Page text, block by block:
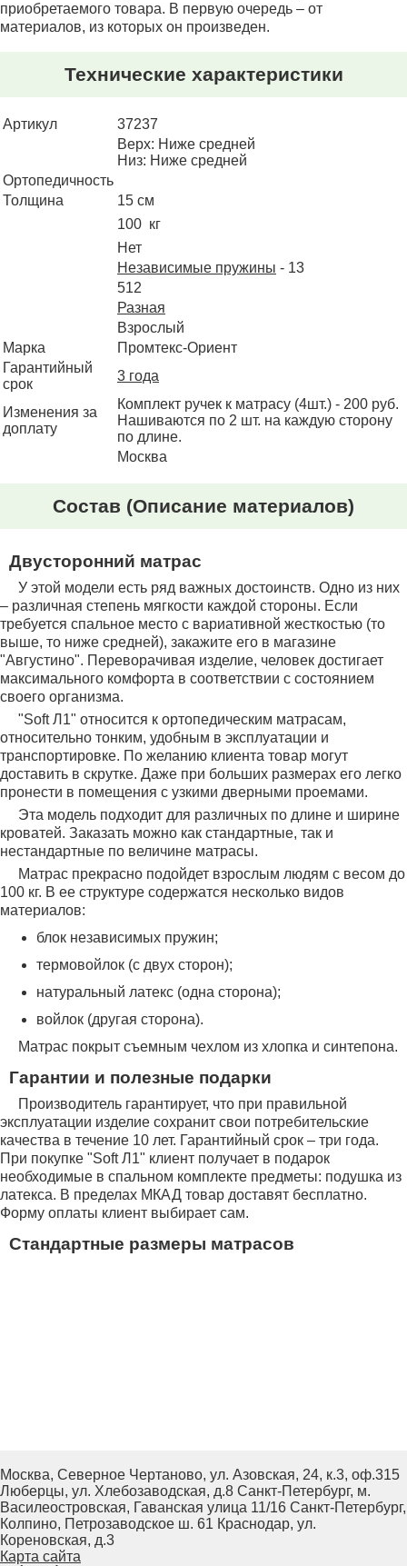
приобретаемого товара. В первую очередь – от
материалов, из которых он произведен.
Технические характеристики
Артикул
37237
Верх: Ниже средней
Низ: Ниже средней
Ортопедичность
Толщина
15
100
Нет
Независимые пружины - 13
512
Разная
Взрослый
Марка
Промтекс-Ориент
Гарантийный
срок
3 года
Изменения за
доплату
Комплект ручек к матрасу (4шт.) - 200 руб.
Нашиваются по 2 шт. на каждую сторону
по длине.
Москва
Состав (Описание материалов)
Двусторонний матрас
У этой модели есть ряд важных достоинств. Одно из них
– различная степень мягкости каждой стороны. Если
требуется спальное место с вариативной жесткостью (то
выше, то ниже средней), закажите его в магазине
"Августино". Переворачивая изделие, человек достигает
максимального комфорта в соответствии с состоянием
своего организма.
"Soft Л1" относится к ортопедическим матрасам,
относительно тонким, удобным в эксплуатации и
транспортировке. По желанию клиента товар могут
доставить в скрутке. Даже при больших размерах его легко
пронести в помещения с узкими дверными проемами.
Эта модель подходит для различных по длине и ширине
кроватей. Заказать можно как стандартные, так и
нестандартные по величине матрасы.
Матрас прекрасно подойдет взрослым людям с весом до
100 кг. В ее структуре содержатся несколько видов
материалов:
блок независимых пружин;
термовойлок (с двух сторон);
натуральный латекс (одна сторона);
войлок (другая сторона).
Матрас покрыт съемным чехлом из хлопка и синтепона.
Гарантии и полезные подарки
Производитель гарантирует, что при правильной
эксплуатации изделие сохранит свои потребительские
качества в течение 10 лет. Гарантийный срок – три года.
При покупке "Soft Л1" клиент получает в подарок
необходимые в спальном комплекте предметы: подушка из
латекса. В пределах МКАД товар доставят бесплатно.
Форму оплаты клиент выбирает сам.
Стандартные размеры матрасов
Москва, Северное Чертаново, ул. Азовская, 24, к.3, оф.315
Люберцы, ул. Хлебозаводская, д.8 Санкт-Петербург, м.
Василеостровская, Гаванская улица 11/16 Санкт-Петербург,
Колпино, Петрозаводское ш. 61 Краснодар, ул.
Кореновская, д.3
Карта сайта